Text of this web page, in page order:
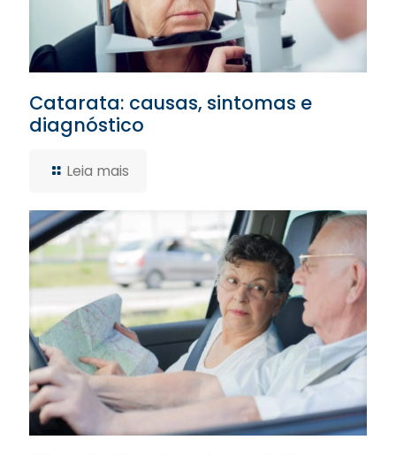
Catarata: causas, sintomas e
diagnóstico
Leia mais